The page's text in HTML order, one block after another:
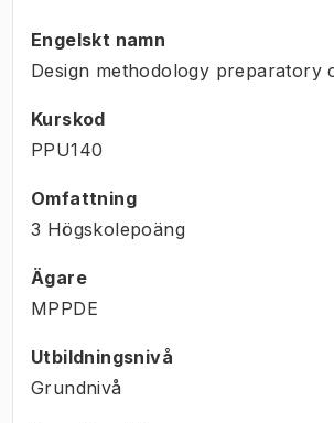
Engelskt namn
Design methodology preparatory
Kurskod
PPU140
Omfattning
3 Högskolepoäng
Ägare
MPPDE
Utbildningsnivå
Grundnivå